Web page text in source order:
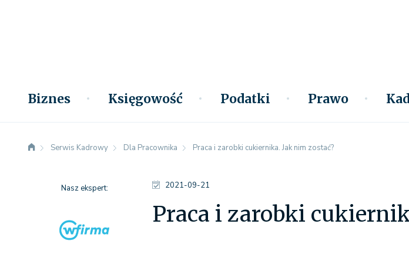
Biznes Księgowość Podatki Prawo
Serwis Kadrowy Dla Pracownika Praca i zarobki cukiernika. Jak nim zostać?
2021-09-21
Praca i zarobki
Nasz ekspert: